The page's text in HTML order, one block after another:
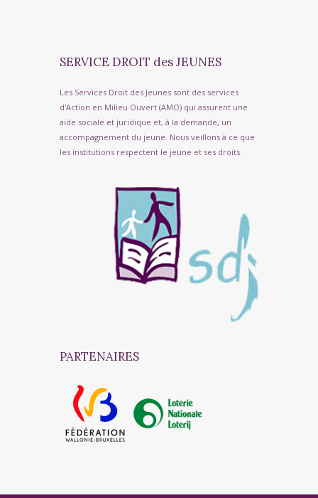
SERVICE DROIT des JEUNES
Les Services Droit des Jeunes sont des services
d'Action en Milieu Ouvert (AMO) qui assurent une
aide sociale et juridique et, à la demande, un
accompagnement du jeune. Nous veillons à ce que
les institutions respectent le jeune et ses droits.
PARTENAIRES